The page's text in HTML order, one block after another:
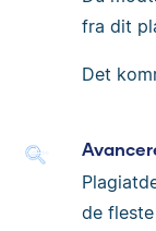
fra dit
Det
de